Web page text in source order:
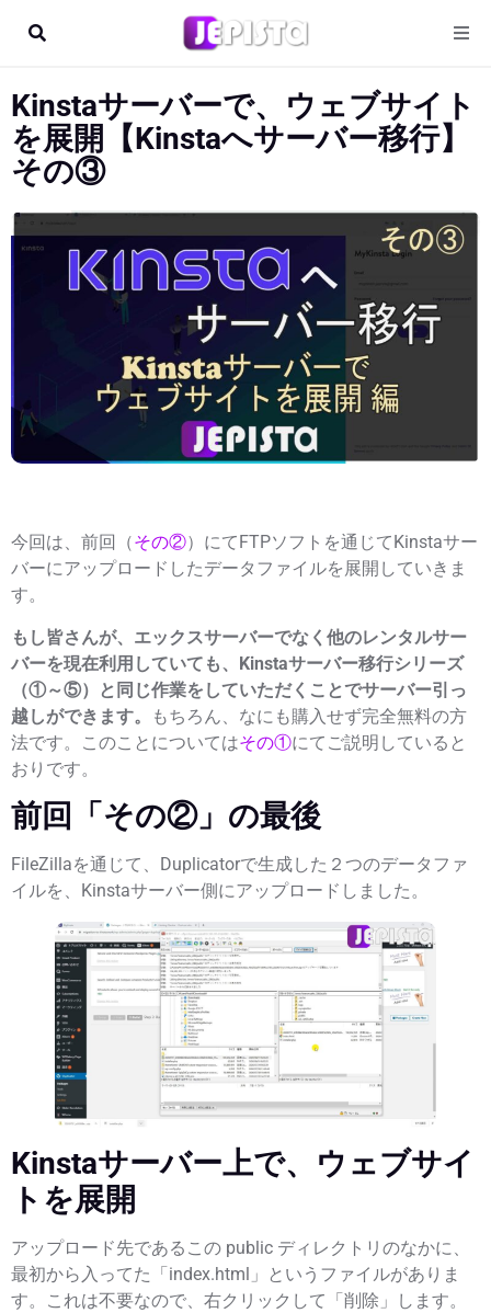
Kinstaサーバーで、ウェブサイト
を展開【Kinstaへサーバー移行】
その③
今回は、前回（その②）にて FTPソフトを通じてKinstaサー
バーにアップロードしたデータファイルを展開していきま
す。
もし皆さんが、エックスサーバーでなく他のレンタルサー
バーを現在利用していても、Kinstaサーバー移行シリーズ
（①～⑤）と同じ作業をしていただくことでサーバー引っ
越しができます。
もちろん、なにも購入せず完全無料の方
法です。このことについてはその①にてご説明していると
おりです。
前回「その②」の最後
FileZillaを通じて、Duplicatorで生成した２つのデータファ
イルを、Kinstaサーバー側にアップロードしました。
Kinstaサーバー上で、ウェブサイ
トを展開
アップロード先であるこの public ディレクトリのなかに、
最初から入ってた「 index.html 」というファイルがありま
す。これは不要なので、右クリックして「 削除 」します。